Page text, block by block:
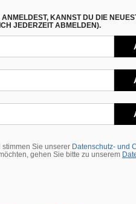
KANNST DU DIE
JEDERZEIT ABMELDEN).
stimmen Sie unserer Datenschutz- und
gehen Sie bitte zu unserem